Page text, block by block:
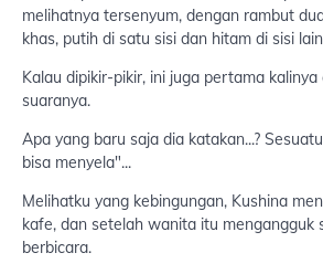
melihatnya tersenyum, dengan rambut
khas, putih di satu sisi dan hitam di sisi
Kalau dipikir-pikir, ini juga pertama
suaranya.
Apa yang baru saja dia katakan...?
bisa menyela"...
Melihatku yang kebingungan, Kushina
kafe, dan setelah wanita itu mengangguk
berbicara.